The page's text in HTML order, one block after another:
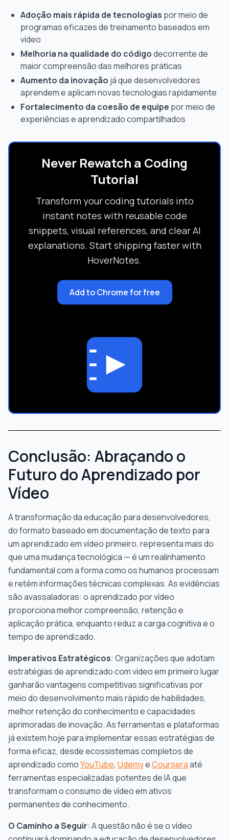
Adoção mais rápida de tecnologias por meio de
programas eficazes de treinamento baseados em
vídeo
Melhoria na qualidade do códigodecorrente de
maior compreensão das melhores práticas
Aumento da inovação já que desenvolvedores
aprendem e aplicam novas tecnologias rapidamente
Fortalecimento da coesão de equipe por meio de
experiências e aprendizado compartilhados
Never Rewatch a Coding
Tutorial
Transform your coding tutorials into
instant notes with reusable code
snippets, visual references, and clear AI
explanations. Start shipping faster with
HoverNotes.
Add to Chrome for free
Conclusão: Abraçando o
Futuro do Aprendizado por
Vídeo
A transformação da educação para desenvolvedores,
do formato baseado em documentação de texto para
um aprendizado em vídeo primeiro, representa mais do
que uma mudança tecnológica — é um realinhamento
fundamental com a forma como os humanos processam
e retêm informações técnicas complexas. As evidências
são avassaladoras: o aprendizado por vídeo
proporciona melhor compreensão, retenção e
aplicação prática, enquanto reduz a carga cognitiva e o
tempo de aprendizado.
Imperativos Estratégicos: Organizações que adotam
estratégias de aprendizado com vídeo em primeiro lugar
ganharão vantagens competitivas significativas por
meio do desenvolvimento mais rápido de habilidades,
melhor retenção do conhecimento e capacidades
aprimoradas de inovação. As ferramentas e plataformas
já existem hoje para implementar essas estratégias de
forma eficaz, desde ecossistemas completos de
aprendizado comoYouTube, UdemyeCourseraaté
ferramentas especializadas potentes de IA que
transformam o consumo de vídeo em ativos
permanentes de conhecimento.
O Caminho a Seguir: A questão não é se o vídeo